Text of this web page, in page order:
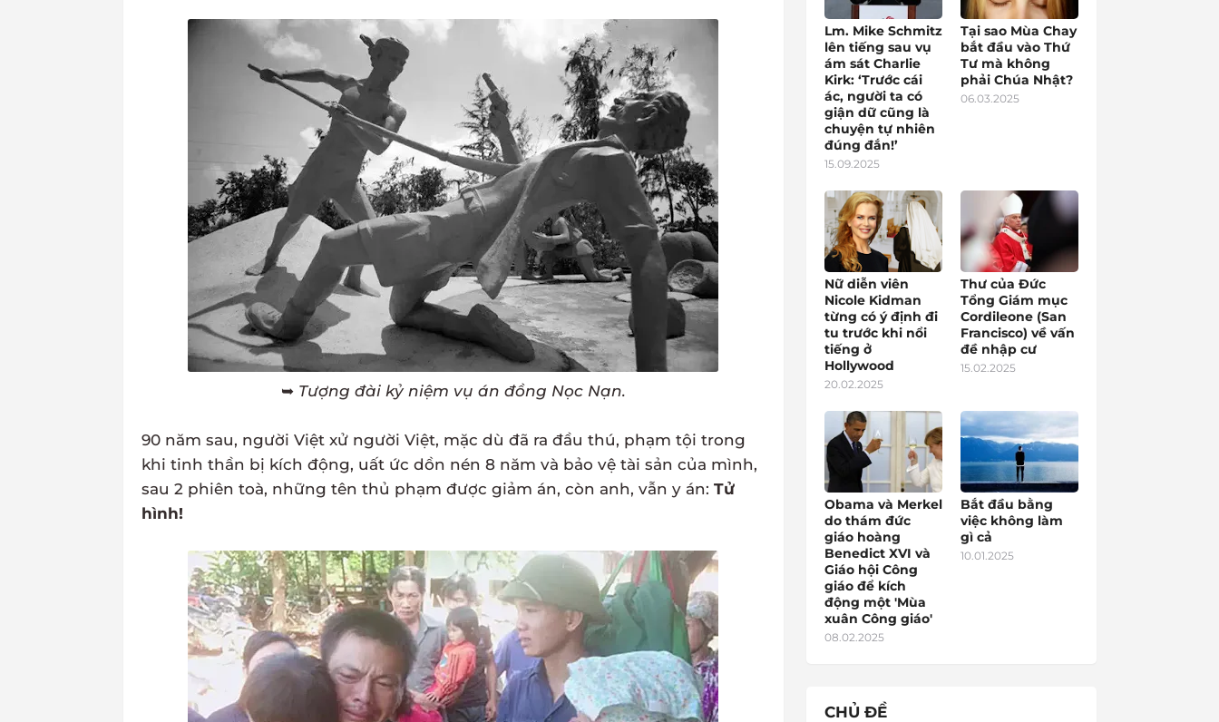
➥Tượng đài kỷ niệm vụ án đồng Nọc Nạn.
90 năm sau, người Việt xử người Việt, mặc dù đã ra đầu thú, phạm tội trong
khi tinh thần bị kích động, uất ức dồn nén 8 năm và bảo vệ tài sản của mình,
sau 2 phiên toà, những tên thủ phạm được giảm án, còn anh, vẫn y án: Tử
hình!
Lm. Mike Schmitz
lên tiếng sau vụ
ám sát Charlie
Kirk: ‘Trước cái
ác, người ta có
giận dữ cũng là
chuyện tự nhiên
đúng đắn!’
15.09.2025
Tại sao Mùa Chay
bắt đầu vào Thứ
Tư mà không
phải Chúa Nhật?
06.03.2025
Nữ diễn viên
Nicole Kidman
từng có ý định đi
tu trước khi nổi
tiếng ở
Hollywood
20.02.2025
Thư của Đức
Tổng Giám mục
Cordileone (San
Francisco) về vấn
đề nhập cư
15.02.2025
Obama và Merkel
do thám đức
giáo hoàng
Benedict XVI và
Giáo hội Công
giáo để kích
động một 'Mùa
xuân Công giáo'
08.02.2025
Bắt đầu bằng
việc không làm
gì cả
10.01.2025
CHỦ ĐỀ